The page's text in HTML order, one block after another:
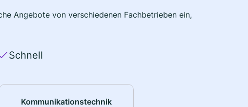
Angebote von verschiedenen Fachbetrieben ein,
Schnell
Kommunikationstechnik